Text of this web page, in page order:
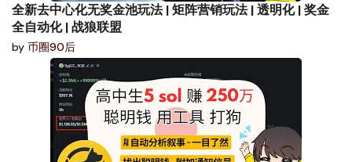
全新去中心化无奖金池玩法 | 矩阵营销玩法 | 透明化 | 奖金
全自动化 | 战狼联盟
by 币圈90后